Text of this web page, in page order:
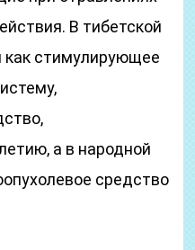
В тибетской
как стимулирующее
а в народной
средство